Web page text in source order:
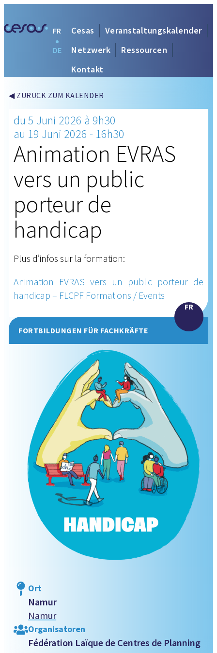
Cesas
Veranstaltungskalender
Netzwerk
Ressourcen
Kontakt
FR
DE
◀ ZURÜCK ZUM KALENDER
du 5 Juni 2026 à 9h30
au 19 Juni 2026 - 16h30
Animation EVRAS
vers un public
porteur de
handicap
Plus d’infos sur la formation:
Animation EVRAS vers un public porteur de
handicap – FLCPF Formations / Events
FORTBILDUNGEN FÜR FACHKRÄFTE
FR
Ort
Namur
Namur
Organisatoren
Fédération Laïque de Centres de Planning